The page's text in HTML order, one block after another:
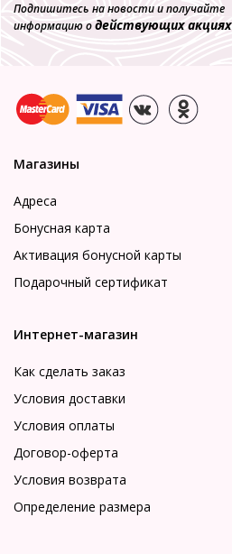
Подпишитесь на новости и получайте
информацию одействующих акциях
Магазины
Адреса
Бонусная карта
Активация бонусной карты
Подарочный сертификат
Интернет-магазин
Как сделать заказ
Условия доставки
Условия оплаты
Договор-оферта
Условия возврата
Определение размера